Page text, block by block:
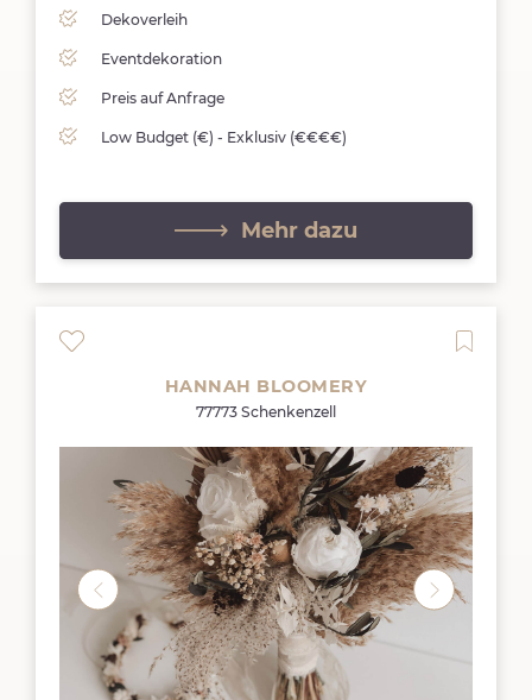
Dekoverleih
Eventdekoration
Preis auf Anfrage
Low Budget (€) - Exklusiv (€€€€)
Mehr dazu
HANNAH BLOOMERY
77773 Schenkenzell